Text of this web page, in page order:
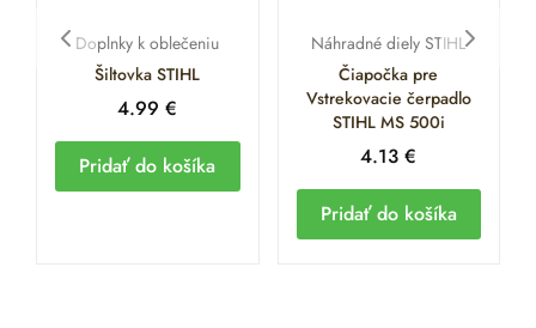
Doplnky k oblečeniu
Šiltovka STIHL
4.99€
Pridať do košíka
Náhradné diely STIHL
Čiapočka pre
Vstrekovacie čerpadlo
STIHL MS 500i
4.13€
Pridať do košíka